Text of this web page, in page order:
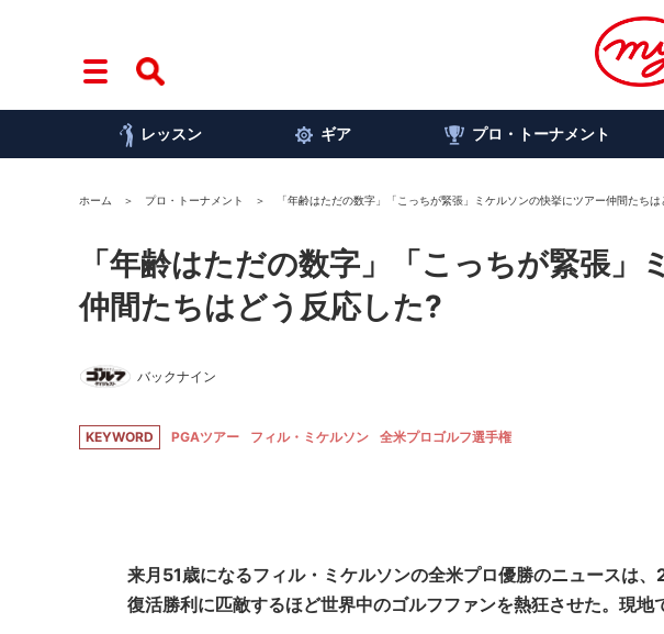
レッスン ギア プロ・トーナメント
ホーム プロ・トーナメント 「年齢はただの数字」「こっちが緊張」ミケルソンの快挙にツアー仲間たち
「年齢はただの数字」「こっちが緊張
仲間たちはどう反応した?
バックナイン
KEYWORD PGAツアー フィル・ミケルソン 全米プロゴルフ選手権
来月51歳になるフィル・ミケルソンの全米プロ優勝のニュースは
復活勝利に匹敵するほど世界中のゴルフファンを熱狂させた。現地